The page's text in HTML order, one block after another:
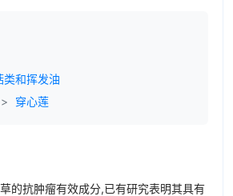
类和挥发油
> 穿心莲
的抗肿瘤有效成分,已有研究表明其具有